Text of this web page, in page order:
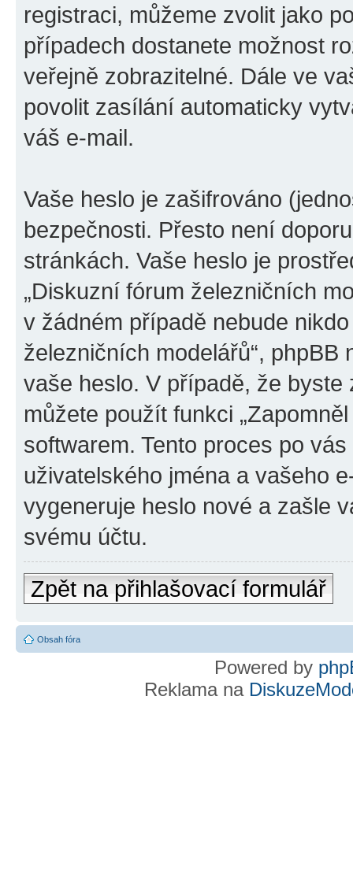
registraci, můžeme zvolit jako
případech dostanete možnost
veřejně zobrazitelné. Dále ve
povolit zasílání automaticky
váš e-mail.
Vaše heslo je zašifrováno
bezpečnosti. Přesto není
stránkách. Vaše heslo je
„Diskuzní fórum železničních
v žádném případě nebude
železničních modelářů“,
vaše heslo. V případě, že
můžete použít funkci
softwarem. Tento proces po
uživatelského jména a vašeho
vygeneruje heslo nové a zašle
svému účtu.
Zpět na přihlašovací formulář
Obsah fóra
Powered by
Reklama na